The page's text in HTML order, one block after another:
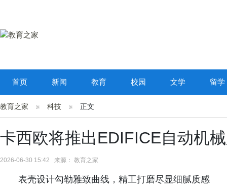
首页 新闻 教育 校园 文学 留学
教育之家 科技 正文
卡西欧将推出EDIFICE自动机
2026-06-30 15:42 来源： 教育之家
表壳设计勾勒雅致曲线，精工打磨尽显细腻质感